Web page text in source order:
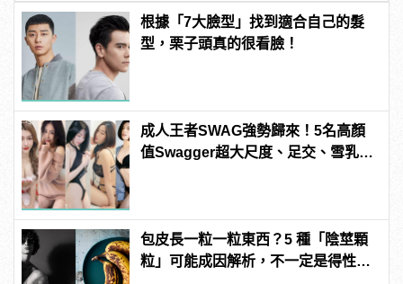
根據「7大臉型」找到適合自己的髮
型，栗子頭真的很看臉！
成人王者SWAG強勢歸來！5名高顏
值Swagger超大尺度、足交、雪乳、
包皮長一粒一粒東西？5 種「陰莖顆
粒」可能成因解析，不一定是得性